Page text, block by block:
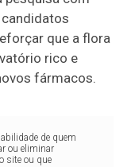
que a flora
rico e
fármacos.
de quem
ou eliminar
site ou que